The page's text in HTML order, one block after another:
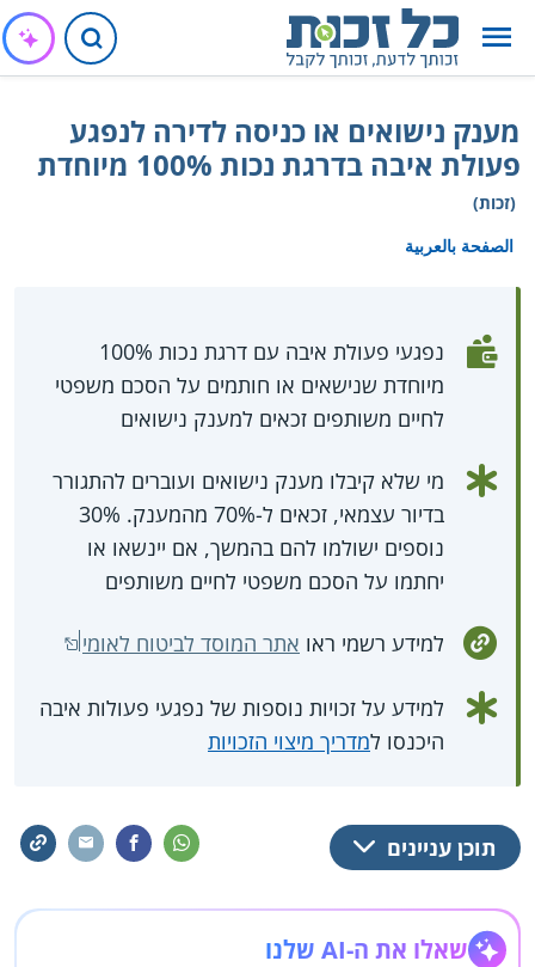
מענק נישואים או כניסה לדירה לנפגע
פעולת איבה בדרגת נכות 100% מיוחדת
(זכות)
الصفحة بالعربية
נפגעי פעולת איבה עם דרגת נכות 100%
מיוחדת שנישאים או חותמים על הסכם משפטי
לחיים משותפים זכאים למענק נישואים
מי שלא קיבלו מענק נישואים ועוברים להתגורר
בדיור עצמאי, זכאים ל-70% מהמענק. 30%
נוספים ישולמו להם בהמשך, אם יינשאו או
יחתמו על הסכם משפטי לחיים משותפים
למידע רשמי ראו אתר המוסד לביטוח לאומי
למידע על זכויות נוספות של נפגעי פעולות איבה
היכנסו למדריך מיצוי הזכויות
תוכן עניינים
שאלו את ה-AI שלנו